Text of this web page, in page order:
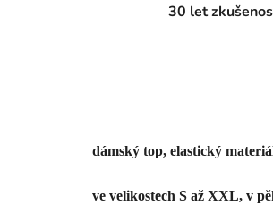
30 let
dámský top, elastický
ve velikostech S až XXL, v